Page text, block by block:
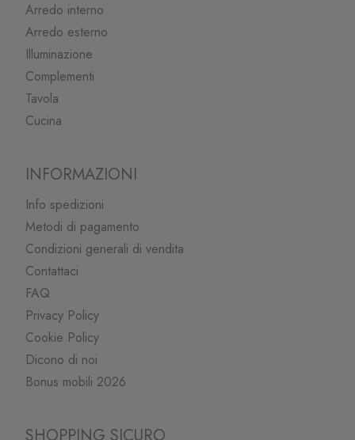
Arredo interno
Arredo esterno
Illuminazione
Complementi
Tavola
Cucina
INFORMAZIONI
Info spedizioni
Metodi di pagamento
Condizioni generali di vendita
Contattaci
FAQ
Privacy Policy
Cookie Policy
Dicono di noi
Bonus mobili 2026